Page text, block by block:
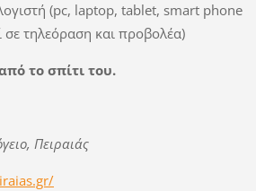
(pc, laptop, tablet, smart phone
σε τηλεόραση και προβολέα)
το σπίτι του.
Πειραιάς